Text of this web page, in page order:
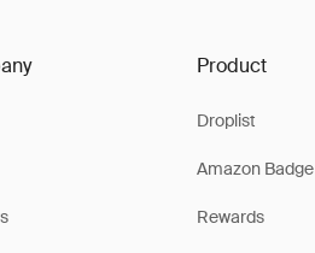
Product
Droplist
Amazon Badge
Rewards